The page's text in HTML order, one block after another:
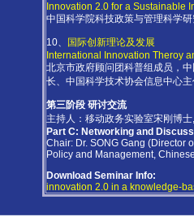
Innovation 2.0 for a Sustainable
中国科学院科技政策与管理科学
10、
国际创新理论及发展
International Innovation Theroy
北京市政府顾问团科普组成员，
长、中国科学技术协会信息中心
第三阶段 研讨交流
主持人：移动政务实验室宋刚博
Part C: Networking and
Chair: Dr. SONG Gang (Director
Policy and Management,
Download Seminar Info:
innovation 2.0 in a knowledge-